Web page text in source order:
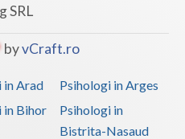
SRL
byvCraft.ro
in Arad
Psihologi in Arges
in Bihor
Psihologi in
Bistrita-Nasaud